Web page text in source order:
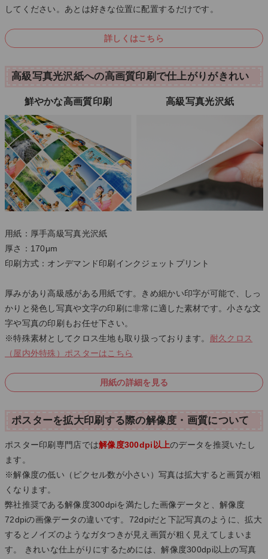
してください。あとは好きな位置に配置するだけです。
詳しくはこちら
高級写真光沢紙への高画質印刷で仕上がりがきれい
鮮やかな高画質印刷 高級写真光沢紙
用紙：厚手高級写真光沢紙
厚さ：170μm
印刷方式：オンデマンド印刷インクジェットプリント
厚みがあり高級感がある用紙です。きめ細かい印字が可能で、しっ
かりと発色し写真や文字の印刷に非常に適した素材です。小さな文
字や写真の印刷もお任せ下さい。
※特殊素材としてクロス生地も取り扱っております。 耐久クロス
（屋内外特殊）ポスターはこちら
用紙の詳細を見る
ポスターを拡大印刷する際の解像度・画質について
ポスター印刷専門店では解像度300dpi以上のデータを推奨いたし
ます。
※解像度の低い（ピクセル数が小さい）写真は拡大すると画質が粗
くなります。
弊社推奨である解像度300dpiを満たした画像データと、解像度
72dpiの画像データの違いです。72dpiだと下記写真のように、拡大
するとノイズのようなガタつきが見え画質が粗く見えてしまいま
す。 きれいな仕上がりにするためには、解像度300dpi以上の写真